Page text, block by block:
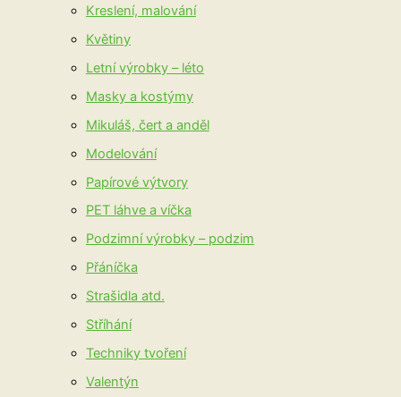
Kreslení, malování
Květiny
Letní výrobky – léto
Masky a kostýmy
Mikuláš, čert a anděl
Modelování
Papírové výtvory
PET láhve a víčka
Podzimní výrobky – podzim
Přáníčka
Strašidla atd.
Stříhání
Techniky tvoření
Valentýn